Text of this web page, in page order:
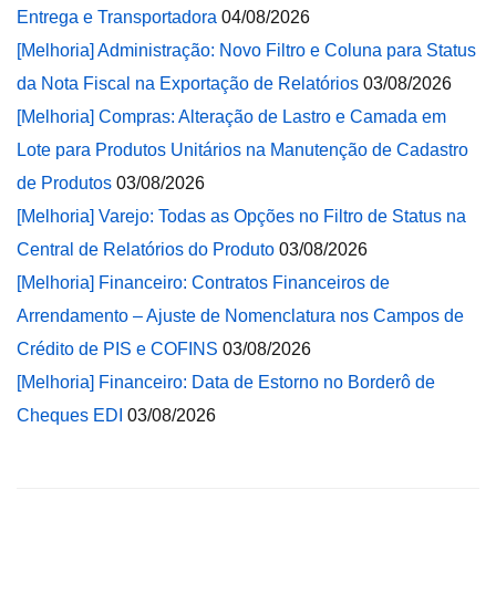
Entrega e Transportadora 04/08/2026
[Melhoria] Administração: Novo Filtro e Coluna para Status
da Nota Fiscal na Exportação de Relatórios 03/08/2026
[Melhoria] Compras: Alteração de Lastro e Camada em
Lote para Produtos Unitários na Manutenção de Cadastro
de Produtos 03/08/2026
[Melhoria] Varejo: Todas as Opções no Filtro de Status na
Central de Relatórios do Produto 03/08/2026
[Melhoria] Financeiro: Contratos Financeiros de
Arrendamento – Ajuste de Nomenclatura nos Campos de
Crédito de PIS e COFINS 03/08/2026
[Melhoria] Financeiro: Data de Estorno no Borderô de
Cheques EDI 03/08/2026